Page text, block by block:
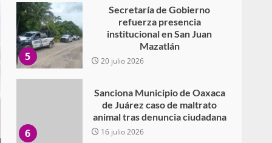
30 julio 2026
5
Secretaría de Gobierno
refuerza presencia
institucional en San Juan
Mazatlán
20 julio 2026
6
Sanciona Municipio de Oaxaca
de Juárez caso de maltrato
animal tras denuncia ciudadana
16 julio 2026